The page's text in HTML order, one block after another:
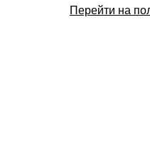
Перейти на